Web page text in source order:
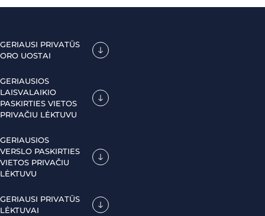
GERIAUSI PRIVATŪS
ORO UOSTAI
GERIAUSIOS
LAISVALAIKIO
PASKIRTIES VIETOS
PRIVAČIU LĖKTUVU
GERIAUSIOS
VERSLO PASKIRTIES
VIETOS PRIVAČIU
LĖKTUVU
GERIAUSI PRIVATŪS
LĖKTUVAI